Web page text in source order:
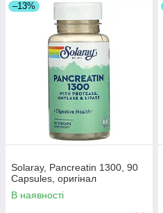
–13%
Solaray, Pancreatin 1300, 90
Capsules, оригінал
В наявності